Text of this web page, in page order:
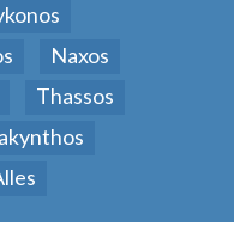
Naxos
Thassos